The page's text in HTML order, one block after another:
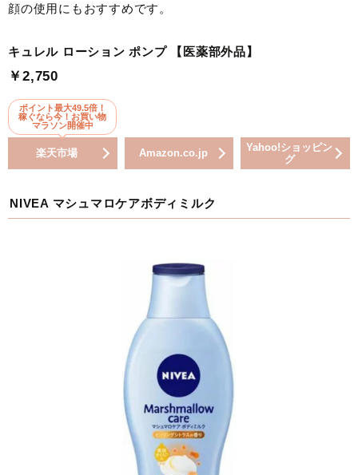
顔の使用にもおすすめです。
キュレル ローション ポンプ 【医薬部外品】
￥2,750
ポイント最大49.5倍！
稼ぐなら今！お買い物
マラソン開催中
楽天市場 Amazon.co.jp
Yahoo!ショッピン
グ
NIVEA マシュマロケアボディミルク